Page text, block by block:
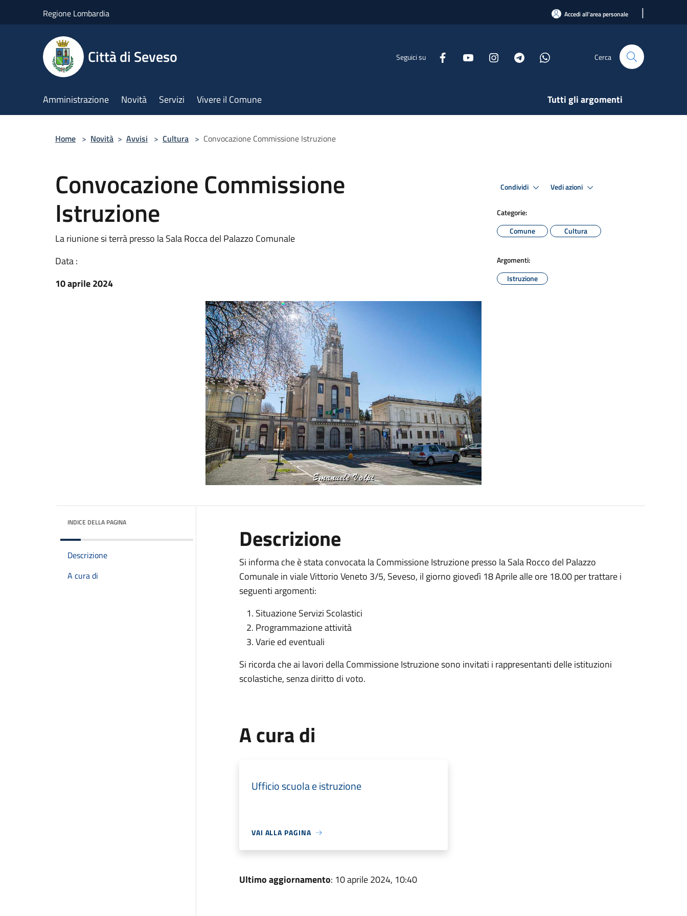
Regione Lombardia Accedi all'area personale |
Città di Seveso Seguici su Cerca
Amministrazione Novità Servizi Vivere il Comune Tutti gli argomenti
Home > Novità > Avvisi > Cultura > Convocazione Commissione Istruzione
Convocazione Commissione
Istruzione
La riunione si terrà presso la Sala Rocca del Palazzo Comunale
Data :
10 aprile 2024
Condividi Vedi azioni
Categorie:
Comune
Cultura
Argomenti:
Istruzione
INDICE DELLA PAGINA
Descrizione
A cura di
Descrizione
Si informa che è stata convocata la Commissione Istruzione presso la Sala Rocco del Palazzo
Comunale in viale Vittorio Veneto 3/5, Seveso, il giorno giovedì 18 Aprile alle ore 18.00 per trattare i
seguenti argomenti:
Situazione Servizi Scolastici
Programmazione attività
Varie ed eventuali
Si ricorda che ai lavori della Commissione Istruzione sono invitati i rappresentanti delle istituzioni
scolastiche, senza diritto di voto.
A cura di
Ufficio scuola e istruzione
VAI ALLA PAGINA
Ultimo aggiornamento: 10 aprile 2024, 10:40